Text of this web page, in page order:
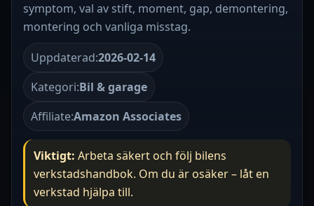
symptom, val av stift, moment, gap, demontering,
montering och vanliga misstag.
Uppdaterad:2026-02-14
Kategori:Bil & garage
Affiliate:Amazon Associates
Viktigt: Arbeta säkert och följ bilens
verkstadshandbok. Om du är osäker – låt en
verkstad hjälpa till.